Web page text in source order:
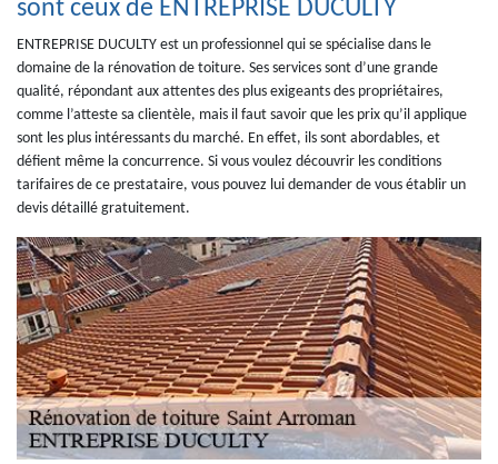
sont ceux de ENTREPRISE DUCULTY
ENTREPRISE DUCULTY est un professionnel qui se spécialise dans le
domaine de la rénovation de toiture. Ses services sont d’une grande
qualité, répondant aux attentes des plus exigeants des propriétaires,
comme l’atteste sa clientèle, mais il faut savoir que les prix qu’il applique
sont les plus intéressants du marché. En effet, ils sont abordables, et
défient même la concurrence. Si vous voulez découvrir les conditions
tarifaires de ce prestataire, vous pouvez lui demander de vous établir un
devis détaillé gratuitement.